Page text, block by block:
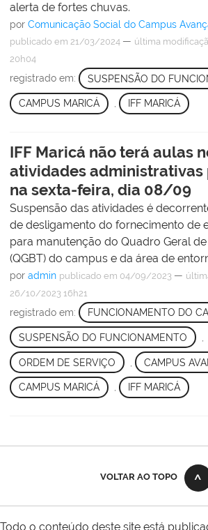
alerta de fortes chuvas.
por Comunicação Social do Campus
publicado em 21/03/2024 — última
20h04
registrado em: SUSPENSÃO DO
CAMPUS MARICÁ , IFF MARICÁ
IFF Maricá não terá aulas
atividades administrativas
na sexta-feira, dia 08/09
Suspensão das atividades é
de desligamento do fornecimento de
para manutenção do Quadro Geral de
(QGBT) do campus e da área de
por admin publicado em 04/09/2023 —
26/10/2023 16h21
registrado em: FUNCIONAMENTO DO
SUSPENSÃO DO FUNCIONAMENTO
ORDEM DE SERVIÇO CAMPUS
CAMPUS MARICÁ , IFF MARICÁ
VOLTAR AO TOPO
Todo o conteúdo deste site está